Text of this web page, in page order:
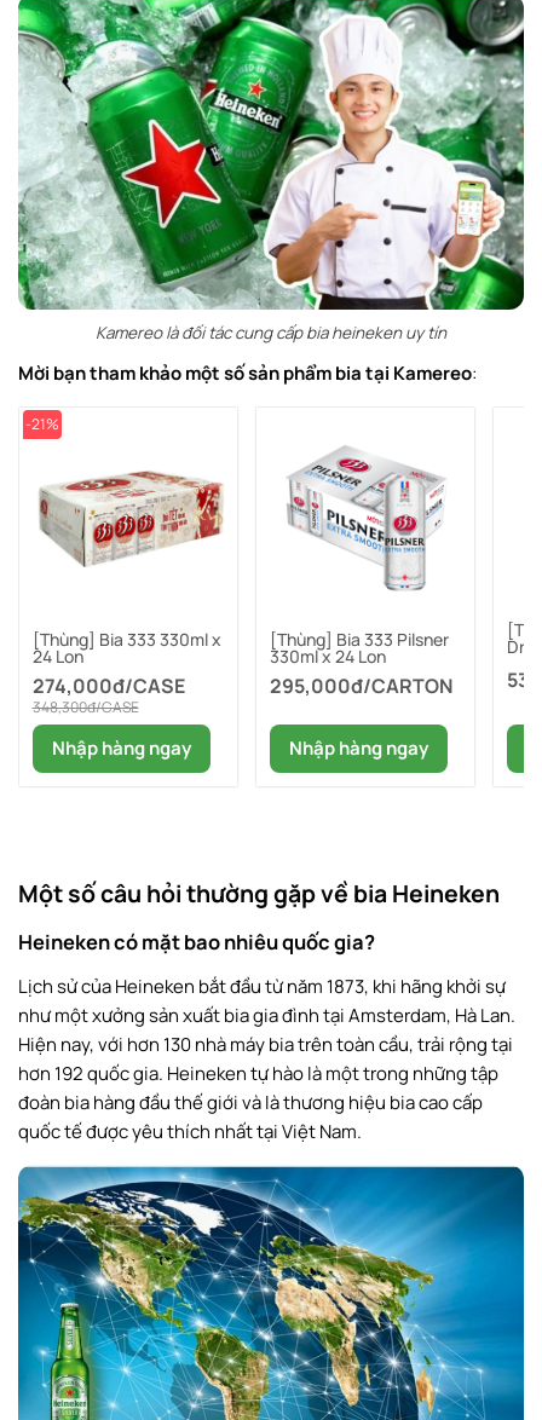
Kamereo là đối tác cung cấp bia heineken uy tín
Mời bạn tham khảo một số sản phẩm bia tại Kamereo:
-21%
[Thùng] Bia 333 330ml x
24 Lon
274,000đ/CASE
348,300đ/CASE
Nhập hàng ngay
[Thùng] Bia 333 Pilsner
330ml x 24 Lon
295,000đ/CARTON
Nhập hàng ngay
Dry
Một số câu hỏi thường gặp về bia Heineken
Heineken có mặt bao nhiêu quốc gia?
Lịch sử của Heineken bắt đầu từ năm 1873, khi hãng khởi sự
như một xưởng sản xuất bia gia đình tại Amsterdam, Hà Lan.
Hiện nay, với hơn 130 nhà máy bia trên toàn cầu, trải rộng tại
hơn 192 quốc gia. Heineken tự hào là một trong những tập
đoàn bia hàng đầu thế giới và là thương hiệu bia cao cấp
quốc tế được yêu thích nhất tại Việt Nam.